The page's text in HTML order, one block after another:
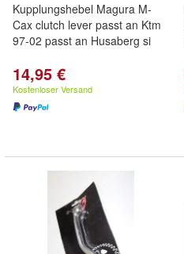
Kupplungshebel Magura M-
Cax clutch lever passt an Ktm
97-02 passt an Husaberg si
14,95 €
Kostenloser Versand